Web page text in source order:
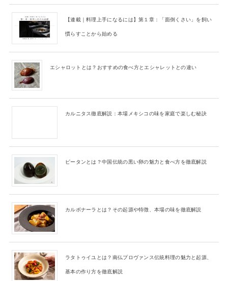
【連載｜料理上手になるには】第１章：「面倒くさい」を飼い
慣らすことから始める
エシャロットとは？おすすめの食べ方とエシャレットとの違い
カルニタス徹底解説：本場メキシコの味を家庭で楽しむ秘訣
ピータンとは？中国伝統の黒い卵の魅力と食べ方を徹底解説
カルボナーラとは？その起源や特徴、本場の味を徹底解説
ラタトゥイユとは？南仏プロヴァンス伝統料理の魅力と起源、
基本の作り方を徹底解説